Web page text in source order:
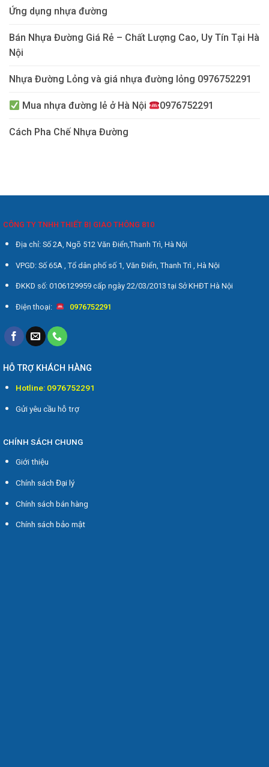
Ứng dụng nhựa đường
Bán Nhựa Đường Giá Rẻ – Chất Lượng Cao, Uy Tín Tại Hà
Nội
Nhựa Đường Lỏng và giá nhựa đường lỏng 0976752291
Mua nhựa đường lẻ ở Hà Nội 0976752291
Cách Pha Chế Nhựa Đường
CÔNG TY TNHH THIẾT BỊ GIAO THÔNG 810
Địa chỉ: Số 2A, Ngõ 512 Văn Điển,Thanh Trì, Hà Nội
VPGD: Số 65A , Tổ dân phố số 1, Văn Điển, Thanh Trì , Hà Nội
ĐKKD số: 0106129959 cấp ngày 22/03/2013 tại Sở KHĐT Hà Nội
Điện thoại: 0976752291
HỖ TRỢ KHÁCH HÀNG
Hotline: 0976752291
Gửi yêu cầu hỗ trợ
CHÍNH SÁCH CHUNG
Giới thiệu
Chính sách Đại lý
Chính sách bán hàng
Chính sách bảo mật